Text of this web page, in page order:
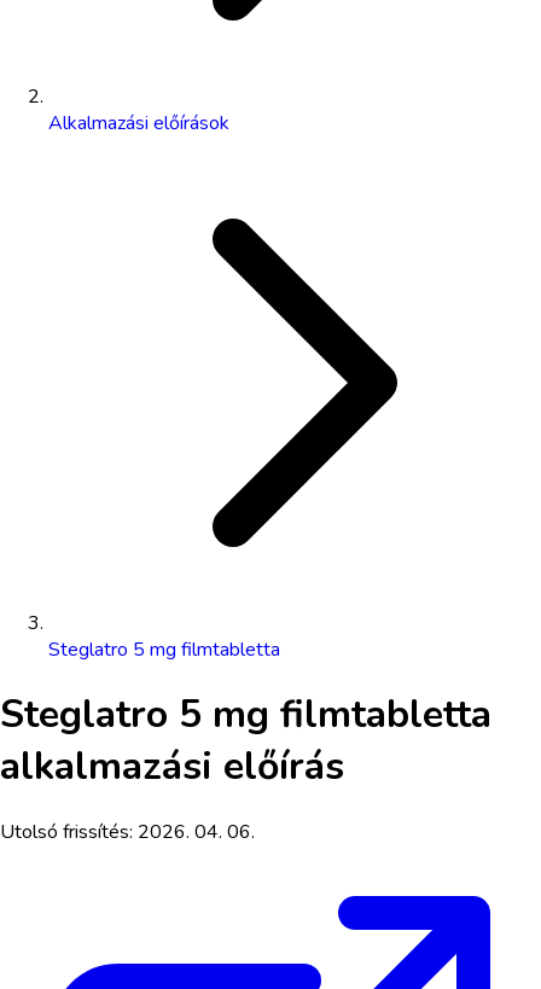
Alkalmazási előírások
Steglatro 5 mg filmtabletta
Steglatro 5 mg filmtabletta
alkalmazási előírás
Utolsó frissítés: 2026. 04. 06.